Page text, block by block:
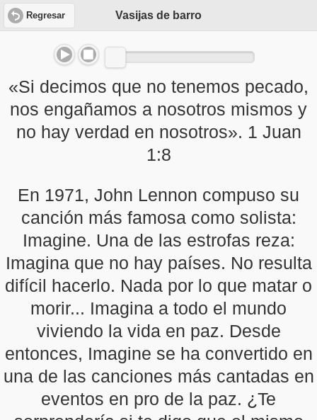
Regresar Vasijas de barro
«Si decimos que no tenemos pecado,
nos engañamos a nosotros mismos y
no hay verdad en nosotros». 1 Juan
1:8
En 1971, John Lennon compuso su
canción más famosa como solista:
Imagine. Una de las estrofas reza:
Imagina que no hay países. No resulta
difícil hacerlo. Nada por lo que matar o
morir... Imagina a todo el mundo
viviendo la vida en paz. Desde
entonces, Imagine se ha convertido en
una de las canciones más cantadas en
eventos en pro de la paz. ¿Te